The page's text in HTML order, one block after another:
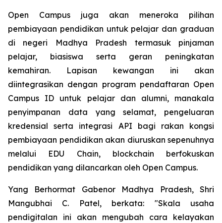
Open Campus juga akan meneroka pilihan
pembiayaan pendidikan untuk pelajar dan graduan
di negeri Madhya Pradesh termasuk pinjaman
pelajar, biasiswa serta geran peningkatan
kemahiran. Lapisan kewangan ini akan
diintegrasikan dengan program pendaftaran Open
Campus ID untuk pelajar dan alumni, manakala
penyimpanan data yang selamat, pengeluaran
kredensial serta integrasi API bagi rakan kongsi
pembiayaan pendidikan akan diuruskan sepenuhnya
melalui EDU Chain, blockchain berfokuskan
pendidikan yang dilancarkan oleh Open Campus.
Yang Berhormat Gabenor Madhya Pradesh, Shri
Mangubhai C. Patel, berkata: "Skala usaha
pendigitalan ini akan mengubah cara kelayakan